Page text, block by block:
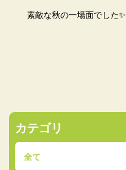
素敵な秋の一場面でした✨
カテゴリ
全て